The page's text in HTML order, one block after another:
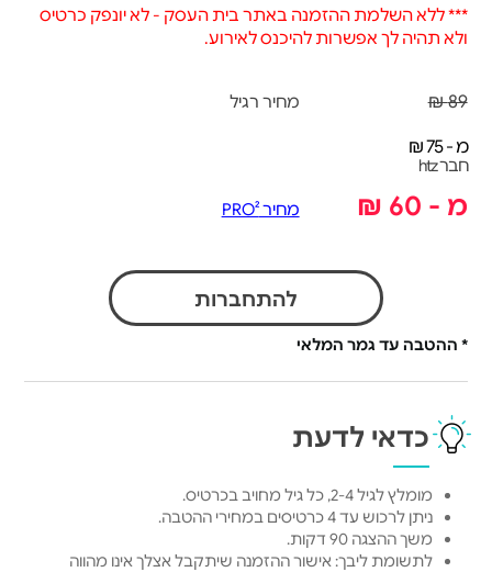
*** ללא השלמת ההזמנה באתר בית העסק - לא יונפק כרטיס
ולא תהיה לך אפשרות להיכנס לאירוע.
89 ₪ מחיר רגיל
מ - 75 ₪
חבר htz
מ - 60 ₪ מחיר PRO²
להתחברות
* ההטבה עד גמר המלאי
כדאי לדעת
מומלץ לגיל 2-4, כל גיל מחויב בכרטיס.
ניתן לרכוש עד 4 כרטיסים במחירי ההטבה.
משך ההצגה 90 דקות.
לתשומת ליבך: אישור ההזמנה שיתקבל אצלך אינו מהווה